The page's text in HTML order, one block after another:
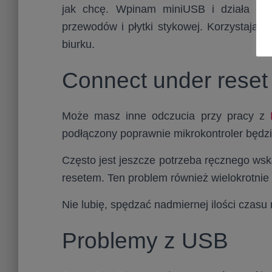
jak chcę. Wpinam miniUSB i działa –
przewodów i płytki stykowej.
biurku.
Connect under reset
Może masz inne odczucia przy pracy z
podłączony poprawnie mikrokontroler
Często jest jeszcze potrzeba ręcznego
resetem. Ten problem również
Nie lubię, spędzać nadmiernej ilości czasu
Problemy z USB